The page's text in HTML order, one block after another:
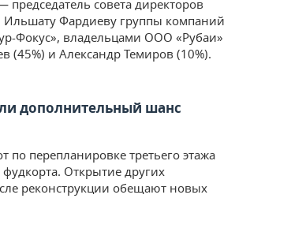
совета директоров
Ильшату Фардиеву группы компаний
Фокус», владельцами ООО «Рубаи»
(45%) и Александр Темиров (10%).
дополнительный шанс
по перепланировке третьего этажа
Открытие других
реконструкции обещают новых